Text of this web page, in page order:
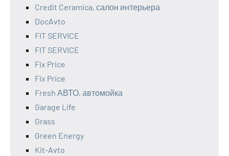
Credit Ceramica, салон интерьера
DocAvto
FIT SERVICE
FIT SERVICE
Fix Price
Fix Price
Fresh АВТО, автомойка
Garage Life
Grass
Green Energy
Kit-Avto